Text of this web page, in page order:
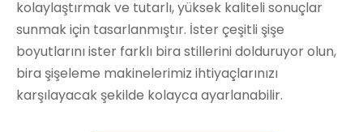
kolaylaştırmak ve tutarlı, yüksek kaliteli sonuçlar
sunmak için tasarlanmıştır. İster çeşitli şişe
boyutlarını ister farklı bira stillerini dolduruyor olun,
bira şişeleme makinelerimiz ihtiyaçlarınızı
karşılayacak şekilde kolayca ayarlanabilir.